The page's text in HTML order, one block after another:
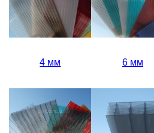
4 мм 6 мм